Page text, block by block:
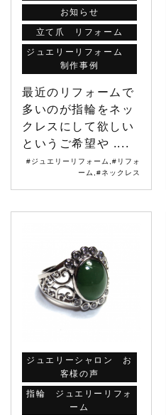
お知らせ
立て爪 リフォーム
ジュエリーリフォーム
制作事例
最近のリフォームで
多いのが指輪をネッ
クレスにして欲しい
というご希望や ....
#ジュエリーリフォーム #リフォ
ーム #ネックレス
ジュエリーシャロン お
客様の声
指輪 ジュエリーリフォ
ーム